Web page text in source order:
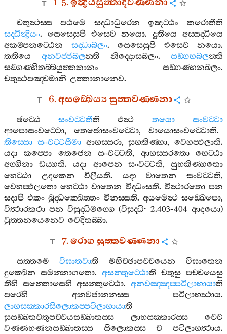
චතුත්‍ථස‍්ස පඨමෙ සද‍්ධාධුරෙන ඉන්‍දට‍්ඨං
කරොතීති
සද‍්ධින්‍ද්‍රියං. සෙසෙසුපි එසෙව නයො.දුතියෙ
අස‍්සද‍්ධියෙ
අකම‍්පනට‍්ඨෙන
සද‍්ධාබලං. සෙසෙසුපි එසෙව නයො.
තතියෙ
අනවජ‍්ජබලන‍්ති නිද‍්දොසබලං.සඞ‍්ගහබලන‍්ති
සඞ‍්ගණ‍්හිතබ‍්බයුත‍්තකානං
සඞ‍්ගණ‍්හනබලං.
චතුත්‍ථපඤ‍්චමානි උත‍්තානානෙව.
6.අසඞ‍්ඛෙය්‍යසුත‍්තවණ‍්ණනා
ඡට‍්ඨෙ සංවට‍්ටතීති එත්‍ථ තයො
සංවට‍්ටා
ආපොසංවට‍්ටො, තෙජොසංවට‍්ටො, වායොසංවට‍්ටොති.
තිස‍්සො සංවට‍්ටසීමා ආභස‍්සරා,සුභකිණ‍්හා, වෙහප‍්ඵලාති.
යදා
කප‍්පො තෙජෙන සංවට‍්ටති, ආභස‍්සරතො
හෙට‍්ඨා
අග‍්ගිනා
ඩය‍්හති.යදා ආපෙන සංවට‍්ටති,සුභකිණ‍්හතො
හෙට‍්ඨා
උදකෙන විලීයති. යදා වාතෙන සංවට‍්ටති,
වෙහප‍්ඵලතො හෙට‍්ඨා වාතෙන විද‍්ධංසති. විත්‍ථාරතො පන
සදාපි එකං බුද‍්ධක‍්ඛෙත‍්තං විනස‍්සති. අයමෙත්‍ථ සඞ‍්ඛෙපො,
විත්‍ථාරකථා පන විසුද‍්ධිමග‍්ගෙ (විසුද‍්ධි· 2.403-404ආදයො)
වුත‍්තනයෙනෙව වෙදිතබ‍්බා.
7.රොගසුත‍්තවණ‍්ණනා
සත‍්තමෙ විඝාතවාති මහිච‍්ඡාපච‍්චයෙන
විඝාතෙන
දුක‍්ඛෙන සමන‍්නාගතො. අසන‍්තුට‍්ඨොති චතූසු පච‍්චයෙසු
තීහි සන‍්තොසෙහි අසන‍්තුට‍්ඨො.අනවඤ‍්ඤප‍්පටිලාභායාති
පරෙහි
අනවජානනස‍්ස පටිලාභත්‍ථාය.
ලාභසක‍්කාරසිලොකප‍්පටිලාභායාති
සුසඞ‍්ඛතචතුපච‍්චයසඞ‍්ඛාතස‍්ස
ලාභසක‍්කාරස‍්ස
චෙව
වණ‍්ණභණනසඞ‍්ඛාතස‍්ස
සිලොකස‍්ස ච පටිලාභත්‍ථාය.